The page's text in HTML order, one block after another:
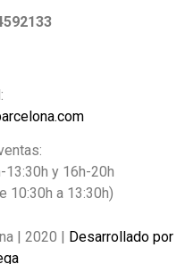
13:30h y 16h-20h
10:30h a 13:30h)
| 2020 | Desarrollado por